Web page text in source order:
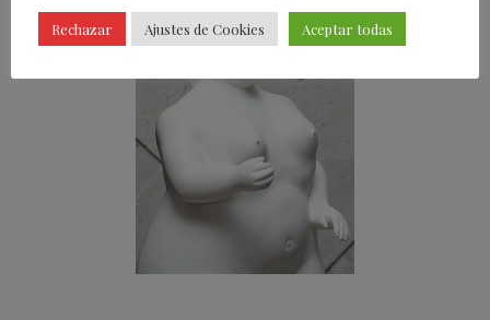
Rechazar Ajustes de Cookies Aceptar todas